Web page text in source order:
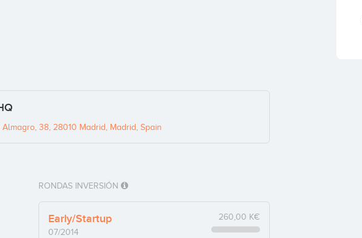
38, 28010 Madrid, Madrid, Spain
RONDAS INVERSIÓN
Early/Startup
07/2014
260,00 K€